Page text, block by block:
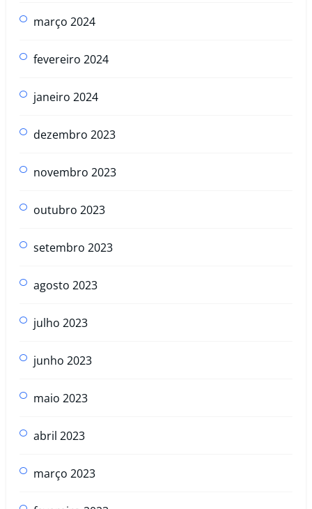
março 2024
fevereiro 2024
janeiro 2024
dezembro 2023
novembro 2023
outubro 2023
setembro 2023
agosto 2023
julho 2023
junho 2023
maio 2023
abril 2023
março 2023